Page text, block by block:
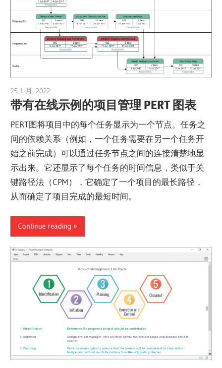
25 1 月, 2022
带有在线示例的项目管理 PERT 图表
PERT图将项目中的每个任务显示为一个节点。任务之
间的依赖关系（例如，一个任务需要在另一个任务开
始之前完成）可以通过任务节点之间的连接清楚地显
示出来。它还显示了每个任务的时间信息，类似于关
键路径法（CPM），它确定了一个项目的最长路径，
从而确定了项目完成的最短时间。
Continue reading